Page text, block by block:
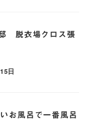
脱衣場クロス張
日
お風呂で一番風呂